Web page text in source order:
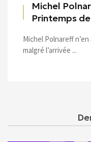
Michel
Printemps
Michel Polnareff
malgré l’arrivée ...